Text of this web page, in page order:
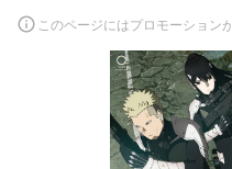
このページにはプロモーション